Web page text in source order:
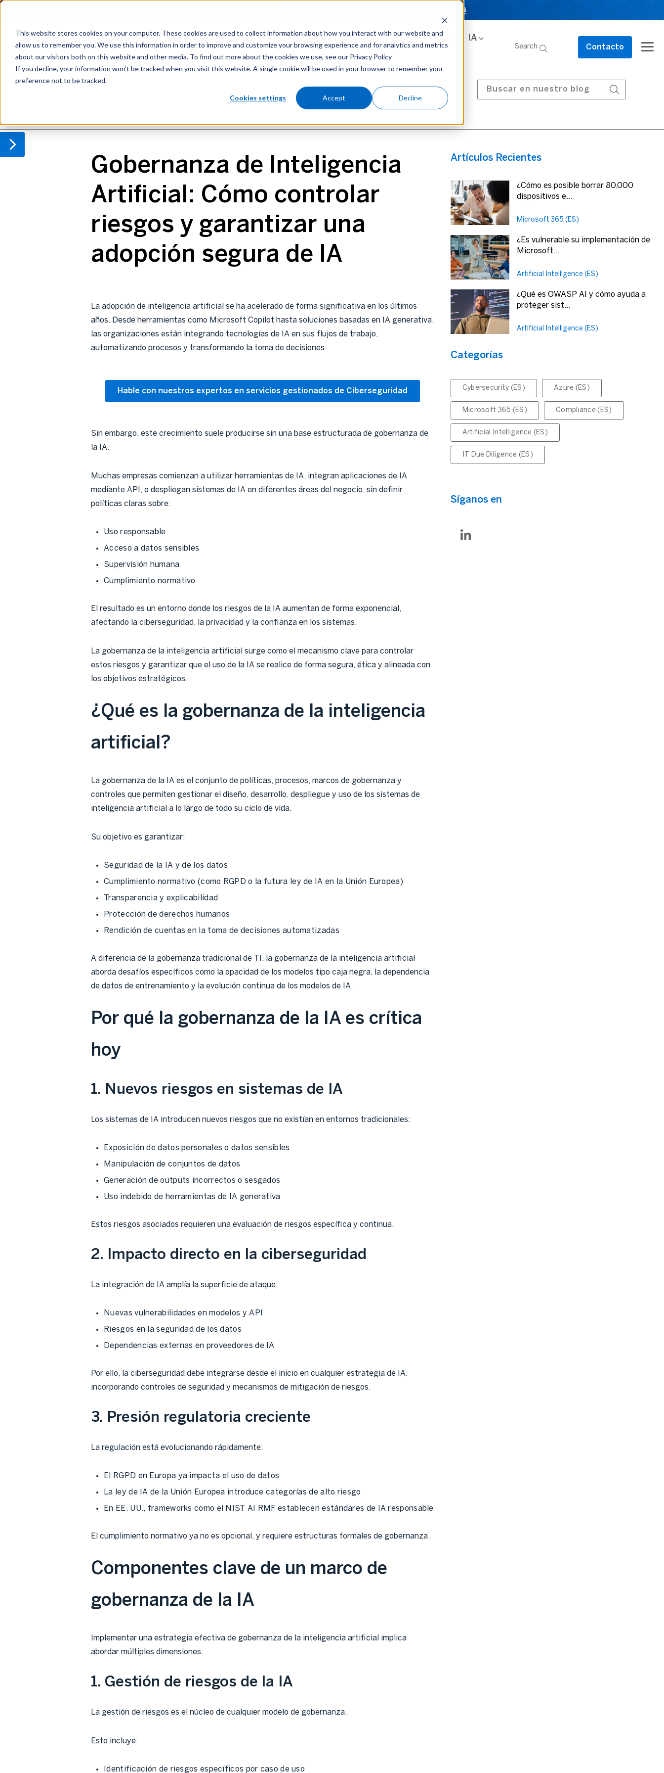
This website stores cookies on your computer. These cookies are used to collect information about how you interact with our website and
allow us to remember you. We use this information in order to improve and customize your browsing experience and for analytics and metrics
about our visitors both on this website and other media. To find out more about the cookies we use, see our Privacy Policy
If you decline, your information won’t be tracked when you visit this website. A single cookie will be used in your browser to remember your
preference not to be tracked.
Cookies settings Accept Decline
Aprenda más
Private Equity IT Cybersecurity Compliance Microsoft 365 Azure
Blog
Search
Contact
Us
Aprenda más
TI Banca de Inversión Ciberseguridad Cumplimiento Microsoft 365 Azure
IA
Blog
Search Contacto
Compliance (ES)
Microsoft 365 (ES)
Gobernanza de Inteligencia
Artificial: Cómo controlar
riesgos y garantizar una
adopción segura de IA
La adopción de inteligencia artificial se ha acelerado de forma significativa en los últimos
años. Desde herramientas como Microsoft Copilot hasta soluciones basadas en IA generativa,
las organizaciones están integrando tecnologías de IA en sus flujos de trabajo,
automatizando procesos y transformando la toma de decisiones.
Hable con nuestros expertos en servicios gestionados de Ciberseguridad
Sin embargo, este crecimiento suele producirse sin una base estructurada de gobernanza de
la IA.
Muchas empresas comienzan a utilizar herramientas de IA, integran aplicaciones de IA
mediante API, o despliegan sistemas de IA en diferentes áreas del negocio, sin definir
políticas claras sobre:
Uso responsable
Acceso a datos sensibles
Supervisión humana
Cumplimiento normativo
El resultado es un entorno donde los riesgos de la IA aumentan de forma exponencial,
afectando la ciberseguridad, la privacidad y la confianza en los sistemas.
La gobernanza de la inteligencia artificial surge como el mecanismo clave para controlar
estos riesgos y garantizar que el uso de la IA se realice de forma segura, ética y alineada con
los objetivos estratégicos.
¿Qué es la gobernanza de la inteligencia
artificial?
La gobernanza de la IA es el conjunto de políticas, procesos, marcos de gobernanza y
controles que permiten gestionar el diseño, desarrollo, despliegue y uso de los sistemas de
inteligencia artificial a lo largo de todo su ciclo de vida.
Su objetivo es garantizar:
Seguridad de la IA y de los datos
Cumplimiento normativo (como RGPD o la futura ley de IA en la Unión Europea)
Transparencia y explicabilidad
Protección de derechos humanos
Rendición de cuentas en la toma de decisiones automatizadas
A diferencia de la gobernanza tradicional de TI, la gobernanza de la inteligencia artificial
aborda desafíos específicos como la opacidad de los modelos tipo caja negra, la dependencia
de datos de entrenamiento y la evolución continua de los modelos de IA.
Por qué la gobernanza de la IA es crítica
hoy
1. Nuevos riesgos en sistemas de IA
Los sistemas de IA introducen nuevos riesgos que no existían en entornos tradicionales:
Exposición de datos personales o datos sensibles
Manipulación de conjuntos de datos
Generación de outputs incorrectos o sesgados
Uso indebido de herramientas de IA generativa
Estos riesgos asociados requieren una evaluación de riesgos específica y continua.
2. Impacto directo en la ciberseguridad
La integración de IA amplía la superficie de ataque:
Nuevas vulnerabilidades en modelos y API
Riesgos en la seguridad de los datos
Dependencias externas en proveedores de IA
Por ello, la ciberseguridad debe integrarse desde el inicio en cualquier estrategia de IA,
incorporando controles de seguridad y mecanismos de mitigación de riesgos.
3. Presión regulatoria creciente
La regulación está evolucionando rápidamente:
El RGPD en Europa ya impacta el uso de datos
La ley de IA de la Unión Europea introduce categorías de alto riesgo
En EE. UU., frameworks como el NIST AI RMF establecen estándares de IA responsable
El cumplimiento normativo ya no es opcional, y requiere estructuras formales de gobernanza.
Componentes clave de un marco de
gobernanza de la IA
Implementar una estrategia efectiva de gobernanza de la inteligencia artificial implica
abordar múltiples dimensiones.
1. Gestión de riesgos de la IA
La gestión de riesgos es el núcleo de cualquier modelo de gobernanza.
Esto incluye:
Identificación de riesgos específicos por caso de uso
Artículos Recientes
¿Cómo es posible borrar 80,000
dispositivos e...
Microsoft 365 (ES)
¿Es vulnerable su implementación de
Microsoft...
Artificial Intelligence (ES)
¿Qué es OWASP AI y cómo ayuda a
proteger sist...
Artificial Intelligence (ES)
Categorías
Cybersecurity (ES) Azure (ES)
Microsoft 365 (ES) Compliance (ES)
Artificial Intelligence (ES)
IT Due Diligence (ES)
Síganos en